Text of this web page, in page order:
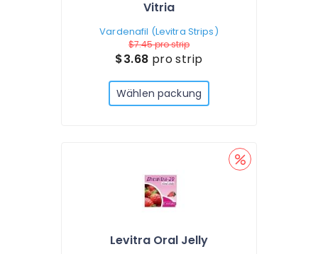
Vitria
Vardenafil (Levitra Strips)
$7.45pro strip
$3.68 pro strip
Wählen packung
Levitra Oral Jelly